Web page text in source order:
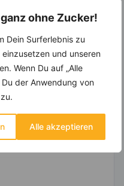
ohne Zucker!
Dein Surferlebnis zu
und unseren
Wenn Du auf „Alle
der Anwendung von
Alle akzeptieren
dazu bei, den
Volumen der
zusätzliche
natürliche Säure
allem in
Smoothies.
Buch oder PDF für
Rezepten!